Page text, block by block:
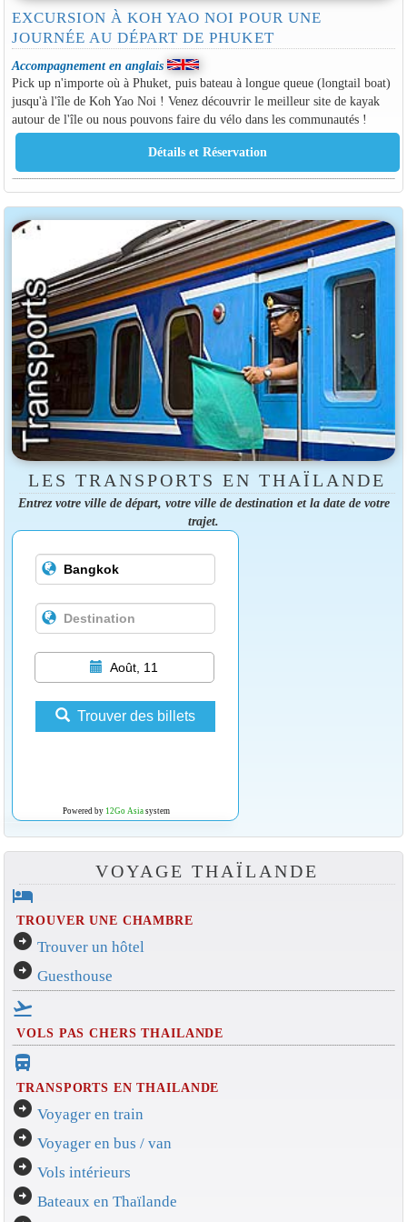
EXCURSION À KOH YAO NOI POUR UNE
JOURNÉE AU DÉPART DE PHUKET
Accompagnement en anglais
Pick up n'importe où à Phuket, puis bateau à longue queue (longtail boat)
jusqu'à l'île de Koh Yao Noi ! Venez découvrir le meilleur site de kayak
autour de l'île ou nous pouvons faire du vélo dans les communautés !
LES TRANSPORTS EN THAÏLANDE
Entrez votre ville de départ, votre ville de destination et la date de votre
trajet.
Août, 11
Trouver des billets
Powered by 12Go Asiasystem
VOYAGE THAÏLANDE
hotel
TROUVER UNE CHAMBRE
arrow_circle_right Trouver un hôtel
arrow_circle_right Guesthouse
flight_takeoff
VOLS PAS CHERS THAILANDE
directions_bus_filled
TRANSPORTS EN THAILANDE
arrow_circle_right Voyager en train
arrow_circle_right Voyager en bus / van
arrow_circle_right Vols intérieurs
arrow_circle_right Bateaux en Thaïlande